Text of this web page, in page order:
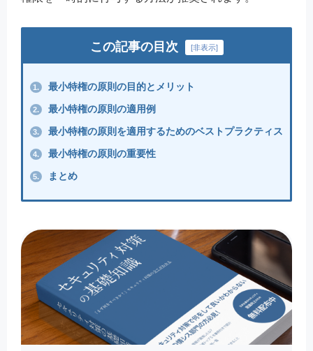
この記事の目次 [非表示]
1. 最小特権の原則の目的とメリット
2. 最小特権の原則の適用例
3. 最小特権の原則を適用するためのベストプラクティス
4. 最小特権の原則の重要性
5. まとめ